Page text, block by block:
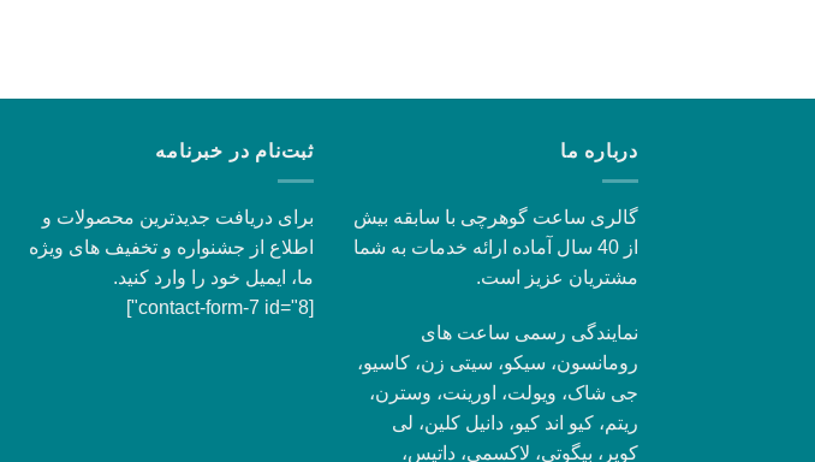
درباره ما
گالری ساعت گوهرچی با سابقه بیش
از 40 سال آماده ارائه خدمات به شما
مشتریان عزیز است.
نمایندگی رسمی ساعت های
رومانسون، سیکو، سیتی زن، کاسیو،
جی شاک، ویولت، اورینت، وسترن،
ریتم، کیو اند کیو، دانیل کلین، لی
کوپر، بیگوتی، لاکسمی، داتیس،
ثبت‌نام در خبرنامه
برای دریافت جدیدترین محصولات و
اطلاع از جشنواره و تخفیف های ویژه
ما، ایمیل خود را وارد کنید.
[contact-form-7 id="8"]